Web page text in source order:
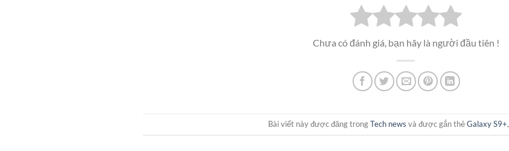
Chưa có đánh giá, bạn hãy là người đầu tiên !
Bài viết này được đăng trongTech news và được gắn thẻGalaxy S9+,